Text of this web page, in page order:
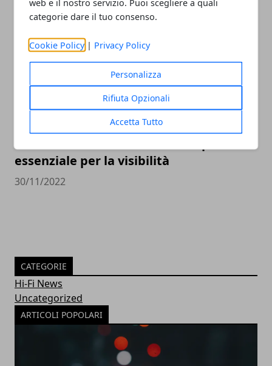
web e il nostro servizio. Puoi scegliere a quali
categorie dare il tuo consenso.
Cookie Policy | Privacy Policy
Personalizza
Rifiuta Opzionali
Accetta Tutto
23/05/2023
essenziale per la visibilità
30/11/2022
CATEGORIE
Hi-Fi News
Uncategorized
ARTICOLI POPOLARI